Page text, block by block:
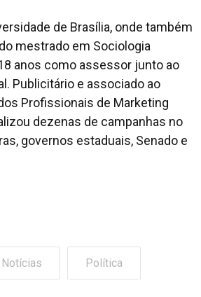
de Brasília, onde também
mestrado em Sociologia
anos como assessor junto ao
Publicitário e associado ao
Profissionais de Marketing
dezenas de campanhas no
governos estaduais, Senado e
Notícias Política